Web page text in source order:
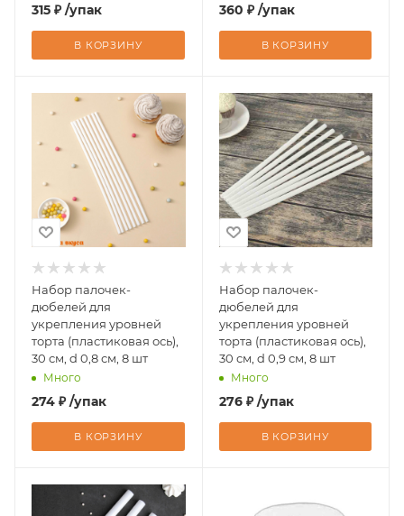
315 ₽ /упак
В КОРЗИНУ
360 ₽ /упак
В КОРЗИНУ
Набор палочек-
дюбелей для
укрепления уровней
торта (пластиковая ось),
30 см, d 0,8 см, 8 шт
Много
274 ₽ /упак
В КОРЗИНУ
Набор палочек-
дюбелей для
укрепления уровней
торта (пластиковая ось),
30 см, d 0,9 см, 8 шт
Много
276 ₽ /упак
В КОРЗИНУ